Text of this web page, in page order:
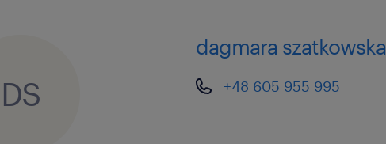
DS
dagmara szatkowska
+48 605 955 995